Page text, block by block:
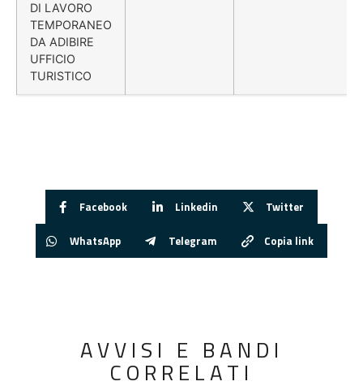
DI LAVORO
TEMPORANEO
DA ADIBIRE
UFFICIO
TURISTICO
Facebook Linkedin Twitter
WhatsApp Telegram Copia link
AVVISI E BANDI
CORRELATI